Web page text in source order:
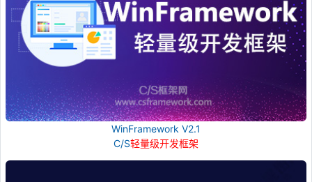
WinFramework V2.1
C/S轻量级开发框架